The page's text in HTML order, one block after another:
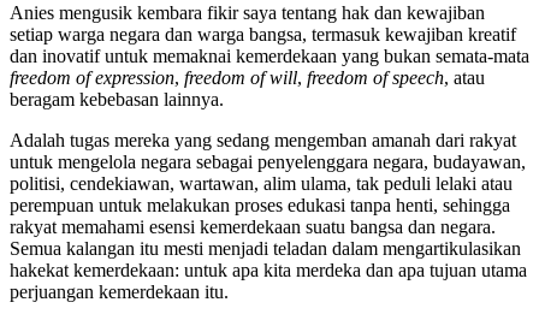
Anies mengusik kembara fikir saya tentang hak dan kewajiban
setiap warga negara dan warga bangsa, termasuk kewajiban kreatif
dan inovatif untuk memaknai kemerdekaan yang bukan semata-mata
freedom of expression, freedom of will, freedom of speech, atau
beragam kebebasan lainnya.
Adalah tugas mereka yang sedang mengemban amanah dari rakyat
untuk mengelola negara sebagai penyelenggara negara, budayawan,
politisi, cendekiawan, wartawan, alim ulama, tak peduli lelaki atau
perempuan untuk melakukan proses edukasi tanpa henti, sehingga
rakyat memahami esensi kemerdekaan suatu bangsa dan negara.
Semua kalangan itu mesti menjadi teladan dalam mengartikulasikan
hakekat kemerdekaan: untuk apa kita merdeka dan apa tujuan utama
perjuangan kemerdekaan itu.